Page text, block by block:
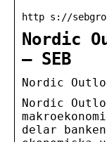
http s://
Nordic
– SEB
Nordic
Nordic
delar